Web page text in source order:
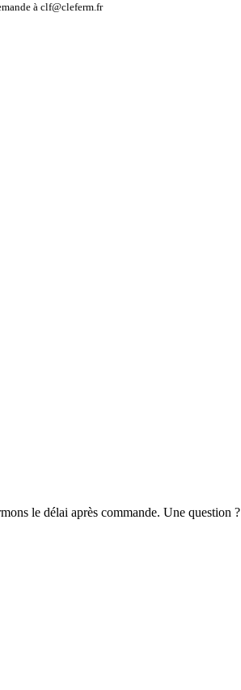
à clf@cleferm.fr
le délai après commande. Une question ?